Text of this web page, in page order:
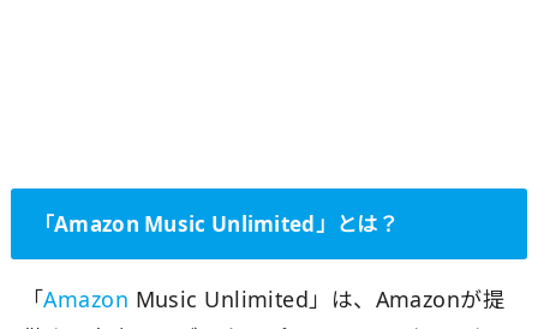
「Amazon Music Unlimited」とは？
「Amazon Music Unlimited」は、Amazonが提